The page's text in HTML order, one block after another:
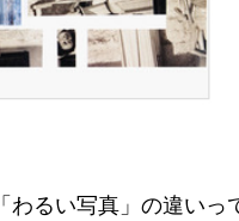
わるい写真」の違い